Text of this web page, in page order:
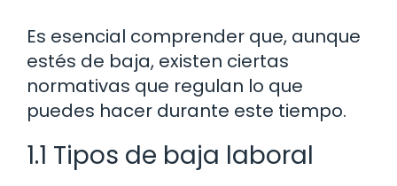
Es esencial comprender que, aunque
estés de baja, existen ciertas
normativas que regulan lo que
puedes hacer durante este tiempo.
1.1 Tipos de baja laboral